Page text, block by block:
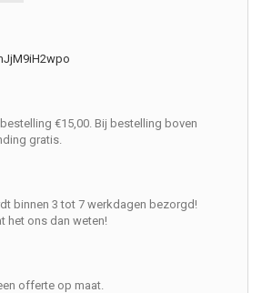
€15,00. Bij bestelling boven
gratis.
binnen 3 tot 7 werkdagen bezorgd!
het ons dan weten!
offerte op maat.